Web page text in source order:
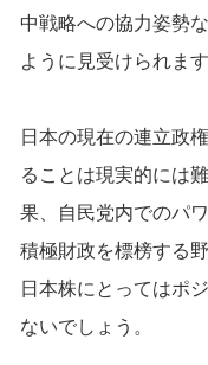
中戦略への協力姿勢
ように見受けられます
日本の現在の連立政
ることは現実的には
果、自民党内でのパ
積極財政を標榜する
日本株にとってはポ
ないでしょう。